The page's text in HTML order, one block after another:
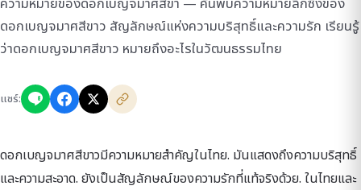
ดอกเบญจมาศสีขาว สัญลักษณ์แห่งความบริสุทธิ์และความรัก เรียนรู้
ว่าดอกเบญจมาศสีขาว หมายถึงอะไรในวัฒนธรรมไทย
แชร์:
ดอกเบญจมาศสีขาวมีความหมายสำคัญในไทย. มันแสดงถึงความบริสุทธิ์
และความสะอาด. ยังเป็นสัญลักษณ์ของความรักที่แท้จริงด้วย. ในไทยและ